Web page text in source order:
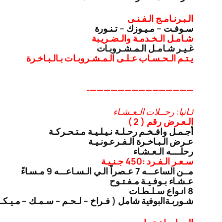
الـبـرنـامـج الـفـنـى
سـوفـت – مـيـوزك – تـنـورة
شـامـل الـخـدمـة والـضـريـبة
غـيـر شـامـل الـمـشـروبـات
يـتـم الـحـسـاب عـلـى الـمـشـروبـات بـالـبـاخـرة
———————————————-
ثـانيا: رحــلات الـعـشـاء
الـعـرض رقم ( 2 )
أجـمـل وافـخـم رحـلـة نـيـلـيـة مـتـحـركـة
عـرض الـبـاخـرة الـفـرعـونـيـة
رحلــــه الـعـشـاء
سـعـر الـفـرد :450 جـنـيـة
مــن الساعـــه 7 عـصراً الـي الـسـاعـــه 9 مـسـاءً
عـشـاء بـوفـيـة مـفـتـوح
8 انـواع سـلـطـات
شـوربـةالبوفية شامل ( فـراخ – لـحـم – سـمـك –